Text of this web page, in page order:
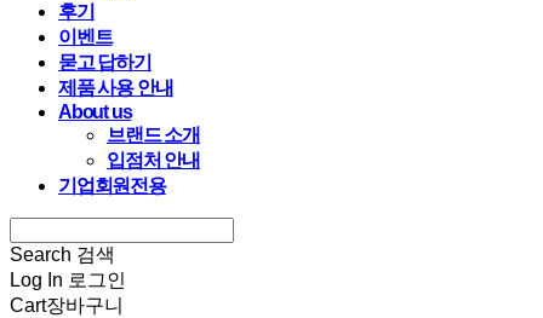
후기
이벤트
묻고 답하기
제품 사용 안내
About us
브랜드 소개
입점처 안내
기업회원전용
Search 검색
Log In 로그인
Cart장바구니